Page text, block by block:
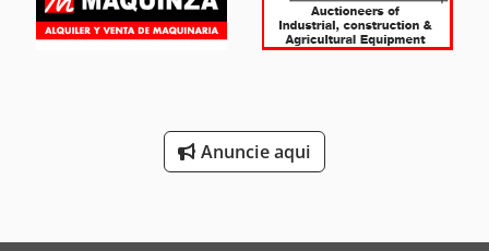
Anuncie aqui